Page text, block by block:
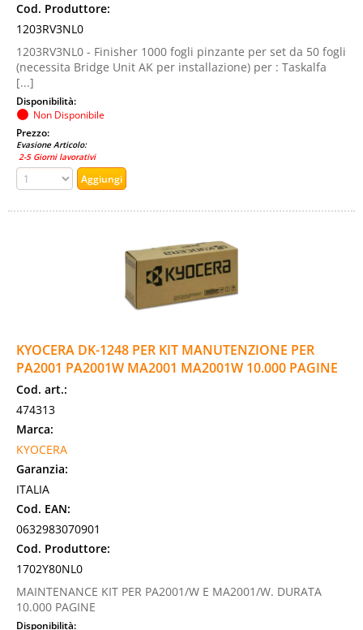
Cod. Produttore:
1203RV3NL0
1203RV3NL0 - Finisher 1000 fogli pinzante per set da 50 fogli
(necessita Bridge Unit AK per installazione) per : Taskalfa
[...]
Disponibilità:
Non Disponibile
Prezzo:
Evasione Articolo:
2-5 Giorni lavorativi
KYOCERA DK-1248 PER KIT MANUTENZIONE PER
PA2001 PA2001W MA2001 MA2001W 10.000 PAGINE
Cod. art.:
474313
Marca:
KYOCERA
Garanzia:
ITALIA
Cod. EAN:
0632983070901
Cod. Produttore:
1702Y80NL0
MAINTENANCE KIT PER PA2001/W E MA2001/W. DURATA
10.000 PAGINE
Disponibilità: